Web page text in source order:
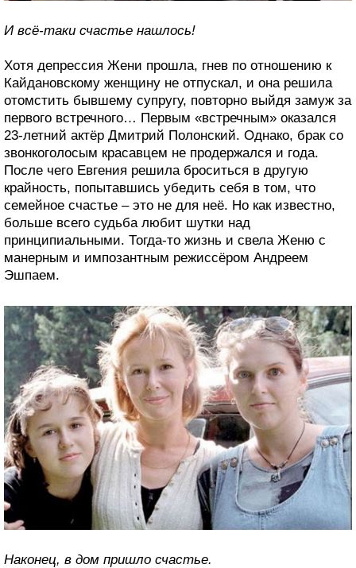
И всё-таки счастье нашлось!
Хотя депрессия Жени прошла, гнев по отношению к
Кайдановскому женщину не отпускал, и она решила
отомстить бывшему супругу, повторно выйдя замуж за
первого встречного… Первым «встречным» оказался
23-летний актёр Дмитрий Полонский. Однако, брак со
звонкоголосым красавцем не продержался и года.
После чего Евгения решила броситься в другую
крайность, попытавшись убедить себя в том, что
семейное счастье – это не для неё. Но как известно,
больше всего судьба любит шутки над
принципиальными. Тогда-то жизнь и свела Женю с
манерным и импозантным режиссёром Андреем
Эшпаем.
Наконец, в дом пришло счастье.